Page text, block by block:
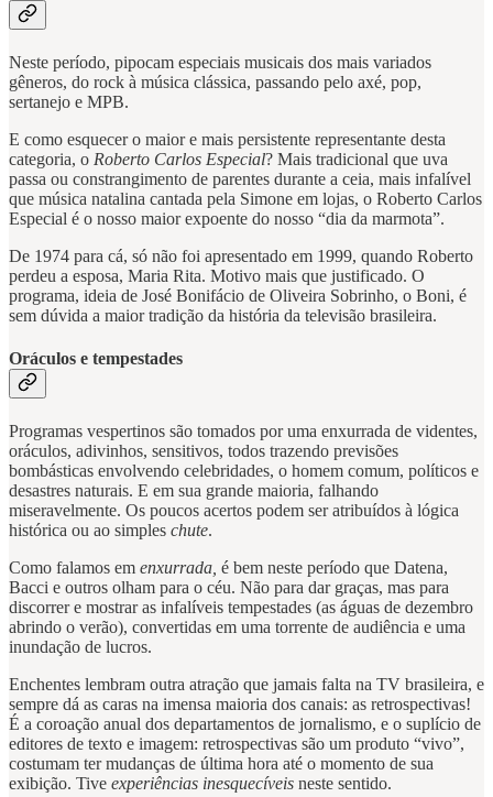
Neste período, pipocam especiais musicais dos mais variados
gêneros, do rock à música clássica, passando pelo axé, pop,
sertanejo e MPB.
E como esquecer o maior e mais persistente representante desta
categoria, o Roberto Carlos Especial? Mais tradicional que uva
passa ou constrangimento de parentes durante a ceia, mais infalível
que música natalina cantada pela Simone em lojas, o Roberto Carlos
Especial é o nosso maior expoente do nosso “dia da marmota”.
De 1974 para cá, só não foi apresentado em 1999, quando Roberto
perdeu a esposa, Maria Rita. Motivo mais que justificado. O
programa, ideia de José Bonifácio de Oliveira Sobrinho, o Boni, é
sem dúvida a maior tradição da história da televisão brasileira.
Oráculos e tempestades
Programas vespertinos são tomados por uma enxurrada de videntes,
oráculos, adivinhos, sensitivos, todos trazendo previsões
bombásticas envolvendo celebridades, o homem comum, políticos e
desastres naturais. E em sua grande maioria, falhando
miseravelmente. Os poucos acertos podem ser atribuídos à lógica
histórica ou ao simples chute.
Como falamos em enxurrada, é bem neste período que Datena,
Bacci e outros olham para o céu. Não para dar graças, mas para
discorrer e mostrar as infalíveis tempestades (as águas de dezembro
abrindo o verão), convertidas em uma torrente de audiência e uma
inundação de lucros.
Enchentes lembram outra atração que jamais falta na TV brasileira, e
sempre dá as caras na imensa maioria dos canais: as retrospectivas!
É a coroação anual dos departamentos de jornalismo, e o suplício de
editores de texto e imagem: retrospectivas são um produto “vivo”,
costumam ter mudanças de última hora até o momento de sua
exibição. Tive experiências inesquecíveis neste sentido.